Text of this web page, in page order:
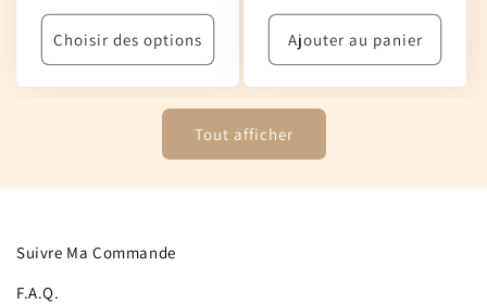
habituel
Choisir des options
habituel
Ajouter au panier
Tout afficher
Suivre Ma Commande
F.A.Q.